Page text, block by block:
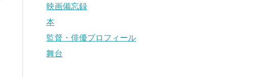
映画備忘録
本
監督・俳優プロフィール
舞台